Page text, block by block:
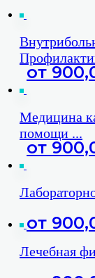
от
от
Медицина
помощи ...
от
Лечебная